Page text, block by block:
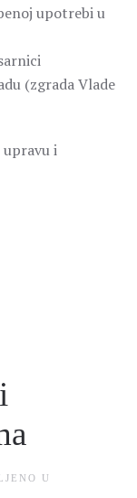
upotrebi u
(zgrada Vlade
upravu i
U